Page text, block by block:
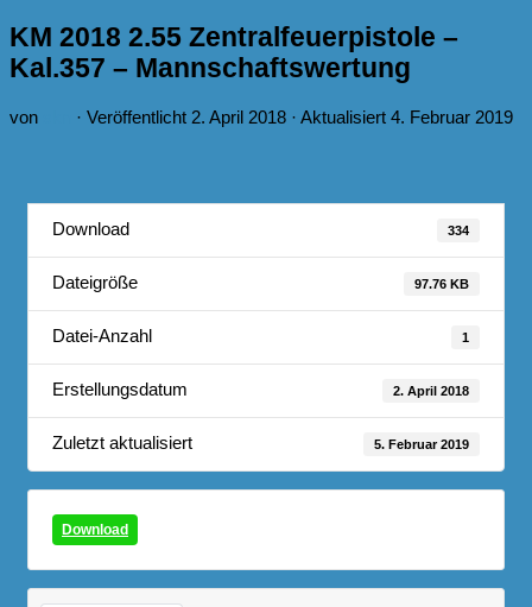
KM 2018 2.55 Zentralfeuerpistole –
Kal.357 – Mannschaftswertung
von · Veröffentlicht 2. April 2018 · Aktualisiert 4. Februar 2019
Download 334
Dateigröße 97.76 KB
Datei-Anzahl 1
Erstellungsdatum 2. April 2018
Zuletzt aktualisiert 5. Februar 2019
Download